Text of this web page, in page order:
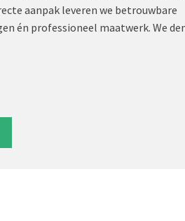
aanpak leveren we betrouwbare
én professioneel maatwerk. We